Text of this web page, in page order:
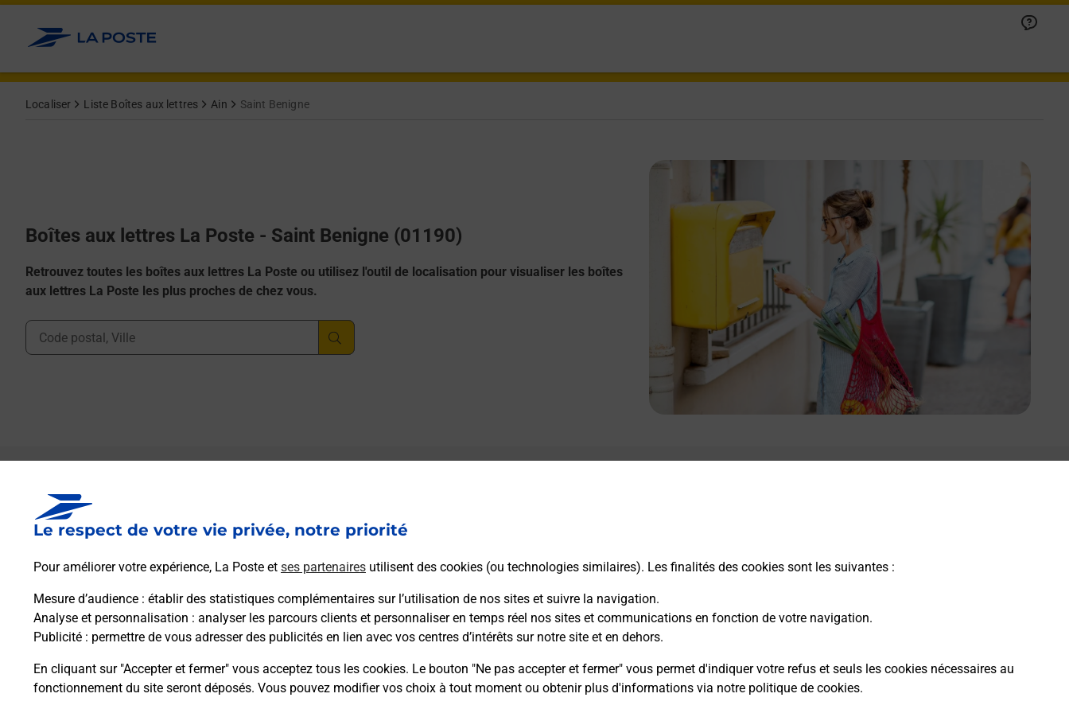
Le respect de votre vie privée, notre priorité
Pour améliorer votre expérience, La Poste et ses partenaires utilisent des cookies (ou technologies similaires). Les finalités des cookies sont les suivantes :
Mesure d’audience : établir des statistiques complémentaires sur l’utilisation de nos sites et suivre la navigation.
Analyse et personnalisation : analyser les parcours clients et personnaliser en temps réel nos sites et communications en fonction de votre navigation.
Publicité : permettre de vous adresser des publicités en lien avec vos centres d’intérêts sur notre site et en dehors.
En cliquant sur "Accepter et fermer" vous acceptez tous les cookies. Le bouton "Ne pas accepter et fermer" vous permet d'indiquer votre refus et seuls les cookies nécessaires au
fonctionnement du site seront déposés. Vous pouvez modifier vos choix à tout moment ou obtenir plus d'informations via notre politique de cookies.
Allez au contenu
Localiser Liste Boîtes aux lettres Ain Saint Benigne
Boîtes aux lettres La Poste - Saint Benigne (01190)
Retrouvez toutes les boîtes aux lettres La Poste ou utilisez l'outil de localisation pour visualiser les boîtes
aux lettres La Poste les plus proches de chez vous.
Ville, Département, Code Postal
Boîte aux lettres La Poste
Prochaine collecte du courrier lundià 09h00
986 Route De Saint Trivier
Itinéraire
36 Route De La Prairie
Saint Benigne